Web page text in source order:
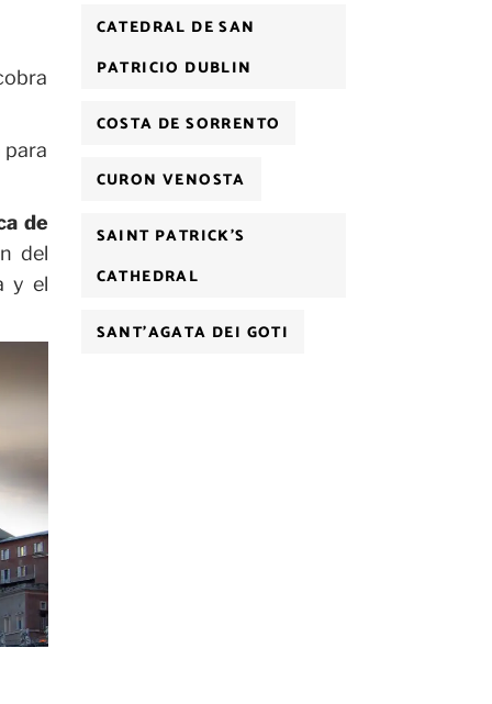
para
de
del
y el
CATEDRAL DE SAN
PATRICIO DUBLIN
COSTA DE SORRENTO
CURON VENOSTA
SAINT PATRICK'S
CATHEDRAL
SANT'AGATA DEI GOTI